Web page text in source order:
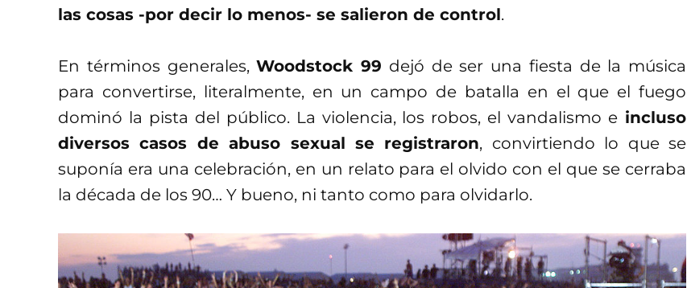
las cosas -por decir lo menos- se salieron de control.
En términos generales,Woodstock 99 dejó de ser una fiesta de la música
para convertirse, literalmente, en un campo de batalla en el que el fuego
dominó la pista del público. La violencia, los robos, el vandalismo e incluso
diversos casos de abuso sexual se registraron, convirtiendo lo que se
suponía era una celebración, en un relato para el olvido con el que se cerraba
la década de los 90… Y bueno, ni tanto como para olvidarlo.